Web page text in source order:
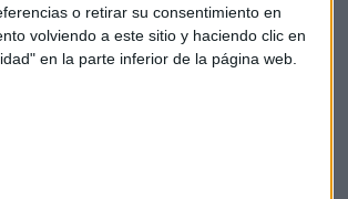
o retirar su consentimiento en
volviendo a este sitio y haciendo clic en
en la parte inferior de la página web.